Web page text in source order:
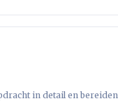
in detail en